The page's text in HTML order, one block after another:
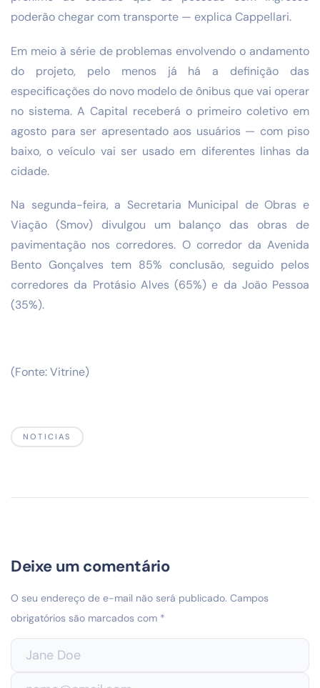
poderão chegar com transporte — explica Cappellari.
Em meio à série de problemas envolvendo o andamento
do projeto, pelo menos já há a definição das
especificações do novo modelo de ônibus que vai operar
no sistema. A Capital receberá o primeiro coletivo em
agosto para ser apresentado aos usuários — com piso
baixo, o veículo vai ser usado em diferentes linhas da
cidade.
Na segunda-feira, a Secretaria Municipal de Obras e
Viação (Smov) divulgou um balanço das obras de
pavimentação nos corredores. O corredor da Avenida
Bento Gonçalves tem 85% conclusão, seguido pelos
corredores da Protásio Alves (65%) e da João Pessoa
(35%).
(Fonte: Vitrine)
NOTICIAS
Deixe um comentário
O seu endereço de e-mail não será publicado. Campos
obrigatórios são marcados com *